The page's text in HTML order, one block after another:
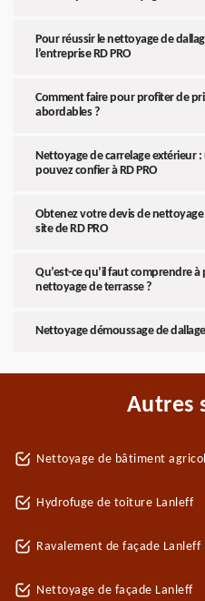
Pour réussir le nettoyage de
l’entreprise RD PRO
Comment faire pour profiter de
abordables ?
Nettoyage de carrelage extérieur
pouvez confier à RD PRO
Obtenez votre devis de
site de RD PRO
Qu’est-ce qu’il faut comprendre
nettoyage de terrasse ?
Nettoyage démoussage de
Autres
Nettoyage de bâtiment
Hydrofuge de toiture Lanleff
Ravalement de façade Lanleff
Nettoyage de façade Lanleff